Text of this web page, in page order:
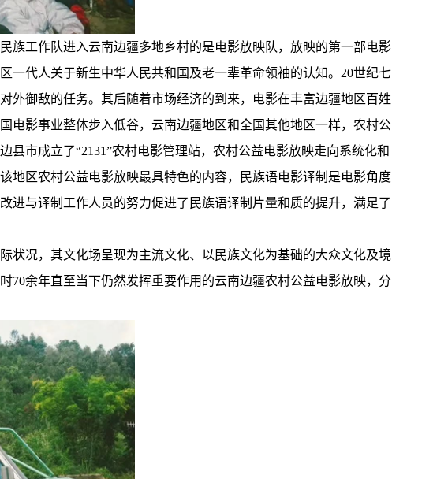
族工作队进入云南边疆多地乡村的是电影放映队，放映的第一部电影
一代人关于新生中华人民共和国及老一辈革命领袖的认知。20世纪七
外御敌的任务。其后随着市场经济的到来，电影在丰富边疆地区百姓
电影事业整体步入低谷，云南边疆地区和全国其他地区一样，农村公
市成立了“2131”农村电影管理站，农村公益电影放映走向系统化和
地区农村公益电影放映最具特色的内容，民族语电影译制是电影角度
进与译制工作人员的努力促进了民族语译制片量和质的提升，满足了
状况，其文化场呈现为主流文化、以民族文化为基础的大众文化及境
余年直至当下仍然发挥重要作用的云南边疆农村公益电影放映，分